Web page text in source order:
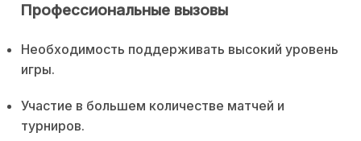
Профессиональные вызовы
Необходимость поддерживать высокий уровень
игры.
Участие в большем количестве матчей и
турниров.